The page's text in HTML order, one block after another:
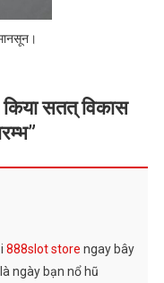
सतत् विकास
”
888slot store ngay bây
ngày bạn nổ hũ